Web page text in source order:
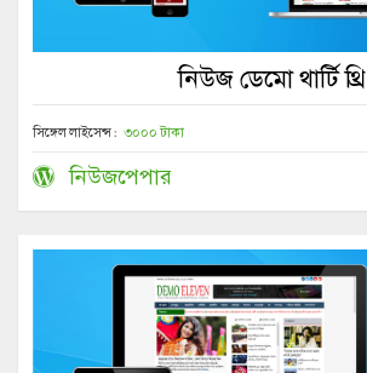
নিউজ ডেমো থার্টি থ্রি
সিঙ্গেল লাইসেন্স : ৩০০০ টাকা
নিউজপেপার